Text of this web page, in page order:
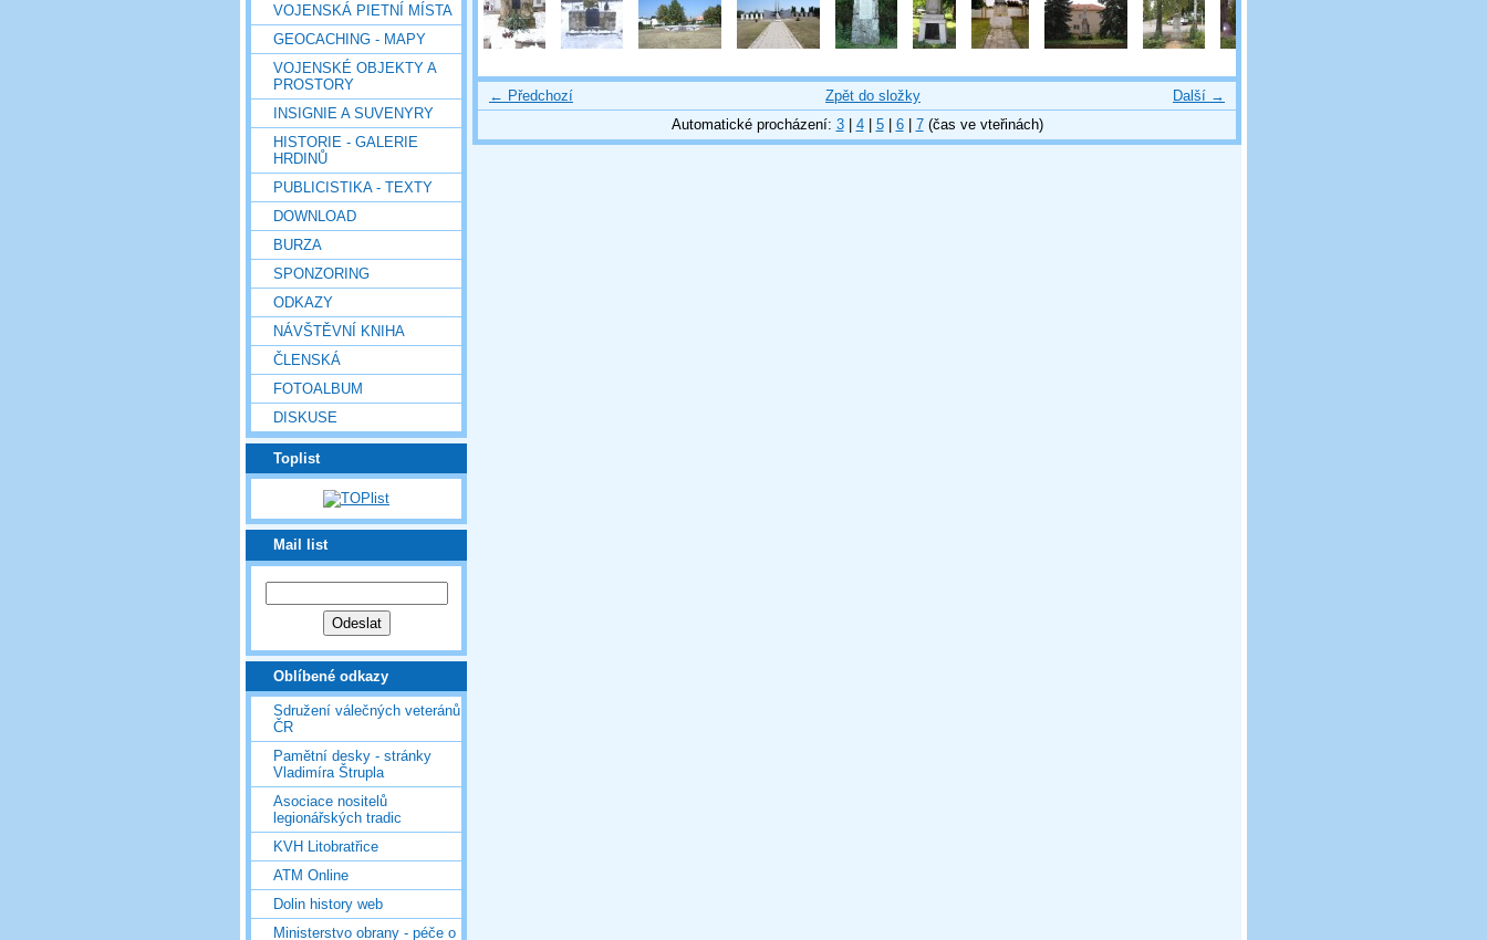
VOJENSKÁ PIETNÍ MÍSTA
GEOCACHING - MAPY
VOJENSKÉ OBJEKTY A
PROSTORY
INSIGNIE A SUVENYRY
HISTORIE - GALERIE
HRDINŮ
PUBLICISTIKA - TEXTY
DOWNLOAD
BURZA
SPONZORING
ODKAZY
NÁVŠTĚVNÍ KNIHA
ČLENSKÁ
FOTOALBUM
DISKUSE
Toplist
Mail list
Oblíbené odkazy
Sdružení válečných veteránů
ČR
Pamětní desky - stránky
Vladimíra Štrupla
Asociace nositelů
legionářských tradic
KVH Litobratřice
ATM Online
Dolin history web
Ministerstvo obrany - péče o
← Předchozí Další →
Zpět do složky
Automatické procházení: 3| 4| 5| 6| 7(čas ve vteřinách)